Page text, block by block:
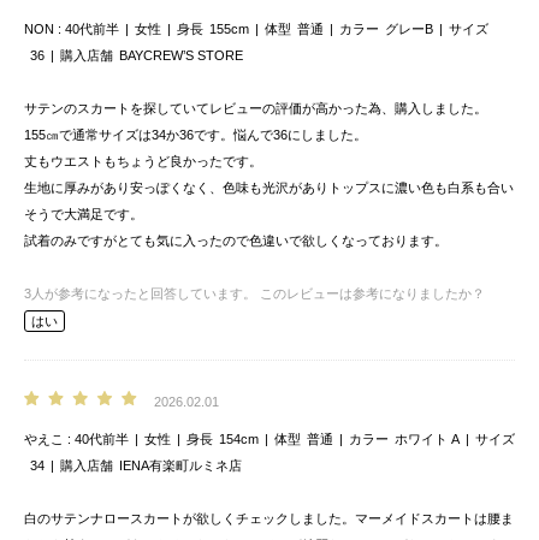
NON 40代前半 女性 身長 155cm 体型 普通 カラー グレーB
サイズ
36
購入店舗 BAYCREW’S STORE
サテンのスカートを探していてレビューの評価が高かった為、購入しました。
155㎝で通常サイズは34か36です。悩んで36にしました。
丈もウエストもちょうど良かったです。
生地に厚みがあり安っぽくなく、色味も光沢がありトップスに濃い色も白系も合い
そうで大満足です。
試着のみですがとても気に入ったので色違いで欲しくなっております。
3 人が参考になったと回答しています。
このレビューは参考になりましたか？
はい
2026.02.01
やえこ 40代前半 女性 身長 154cm 体型 普通 カラー ホワイト A
サイズ
34
購入店舗 IENA有楽町ルミネ店
白のサテンナロースカートが欲しくチェックしました。マーメイドスカートは腰ま